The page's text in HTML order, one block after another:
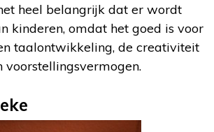
heel belangrijk dat er wordt
kinderen, omdat het goed is voor
taalontwikkeling, de creativiteit
voorstellingsvermogen.